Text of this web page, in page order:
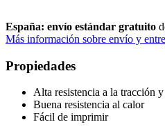
España: envío estándar gratuito
Más información sobre envío y
Propiedades
Alta resistencia a la tracción
Buena resistencia al calor
Fácil de imprimir